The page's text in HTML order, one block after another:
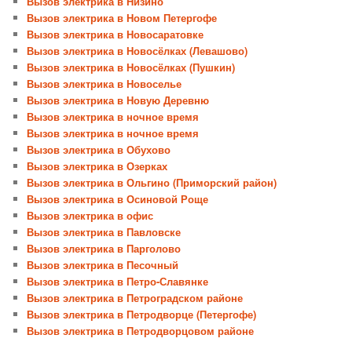
Вызов электрика в Новом Петергофе
Вызов электрика в Новосаратовке
Вызов электрика в Новосёлках (Левашово)
Вызов электрика в Новосёлках (Пушкин)
Вызов электрика в Новоселье
Вызов электрика в Новую Деревню
Вызов электрика в ночное время
Вызов электрика в ночное время
Вызов электрика в Обухово
Вызов электрика в Озерках
Вызов электрика в Ольгино (Приморский район)
Вызов электрика в Осиновой Роще
Вызов электрика в офис
Вызов электрика в Павловске
Вызов электрика в Парголово
Вызов электрика в Песочный
Вызов электрика в Петро-Славянке
Вызов электрика в Петроградском районе
Вызов электрика в Петродворце (Петергофе)
Вызов электрика в Петродворцовом районе